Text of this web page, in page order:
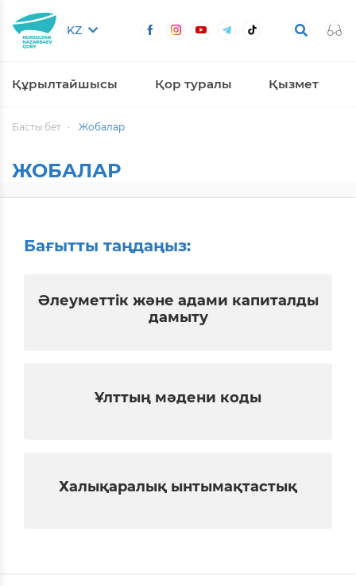
KZ
Құрылтайшысы Қор туралы Қызмет
Басты бет Жобалар
ЖОБАЛАР
Бағытты таңдаңыз:
Әлеуметтік және адами капиталды
дамыту
Ұлттың мәдени коды
Халықаралық ынтымақтастық